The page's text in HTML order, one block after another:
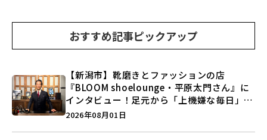
おすすめ記事ピックアップ
【新潟市】靴磨きとファッションの店
『BLOOM shoelounge・平原太門さん』に
インタビュー！足元から「上機嫌な毎日」を
つくる装いの提案とは？
2026年08月01日